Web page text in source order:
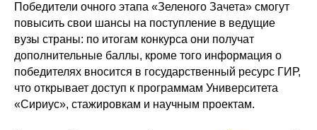
Победители очного этапа «Зеленого Зачета» смогут
повысить свои шансы на поступление в ведущие
вузы страны: по итогам конкурса они получат
дополнительные баллы, кроме того информация о
победителях вносится в государственный ресурс ГИР,
что открывает доступ к программам Университета
«Сириус», стажировкам и научным проектам.